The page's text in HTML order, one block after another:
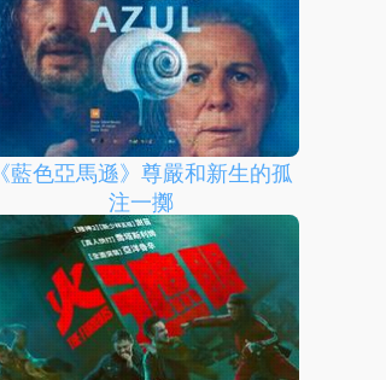
《藍色亞馬遜》尊嚴和新生的孤
注一擲